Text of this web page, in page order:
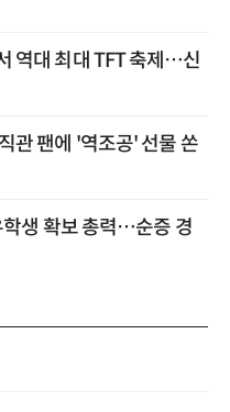
역대 최대 TFT 축제…신
관 팬에 '역조공' 선물 쏜
생 확보 총력…순증 경